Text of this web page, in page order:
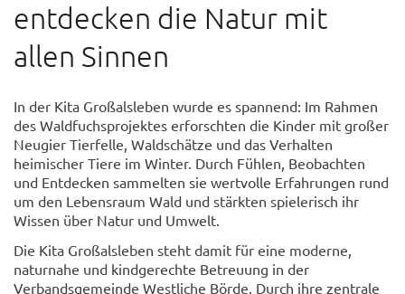
entdecken die Natur mit
allen Sinnen
In der Kita Großalsleben wurde es spannend: Im Rahmen
des Waldfuchsprojektes erforschten die Kinder mit großer
Neugier Tierfelle, Waldschätze und das Verhalten
heimischer Tiere im Winter. Durch Fühlen, Beobachten
und Entdecken sammelten sie wertvolle Erfahrungen rund
um den Lebensraum Wald und stärkten spielerisch ihr
Wissen über Natur und Umwelt.
Die Kita Großalsleben steht damit für eine moderne,
naturnahe und kindgerechte Betreuung in der
Verbandsgemeinde Westliche Börde. Durch ihre zentrale